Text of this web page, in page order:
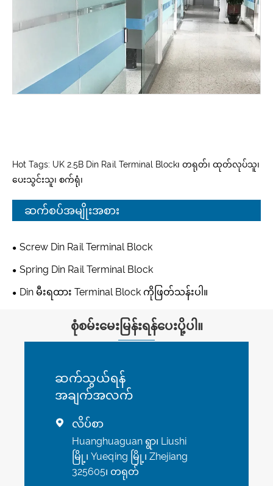
Hot Tags: UK 2.5B Din Rail Terminal Block၊ တရုတ်၊ ထုတ်လုပ်သူ၊
ပေးသွင်းသူ၊ စက်ရုံ၊
ဆက်စပ်အမျိုးအစား
Screw Din Rail Terminal Block
Spring Din Rail Terminal Block
Din မီးရထား Terminal Block ကိုဖြတ်သန်းပါ။
စုံစမ်းမေးမြန်းရန်ပေးပို့ပါ။
ဆက်သွယ်ရန်
အချက်အလက်
 လိပ်စာ
Huanghuaguan ရွာ၊ Liushi
မြို့၊ Yueqing မြို့၊ Zhejiang
325605၊ တရုတ်